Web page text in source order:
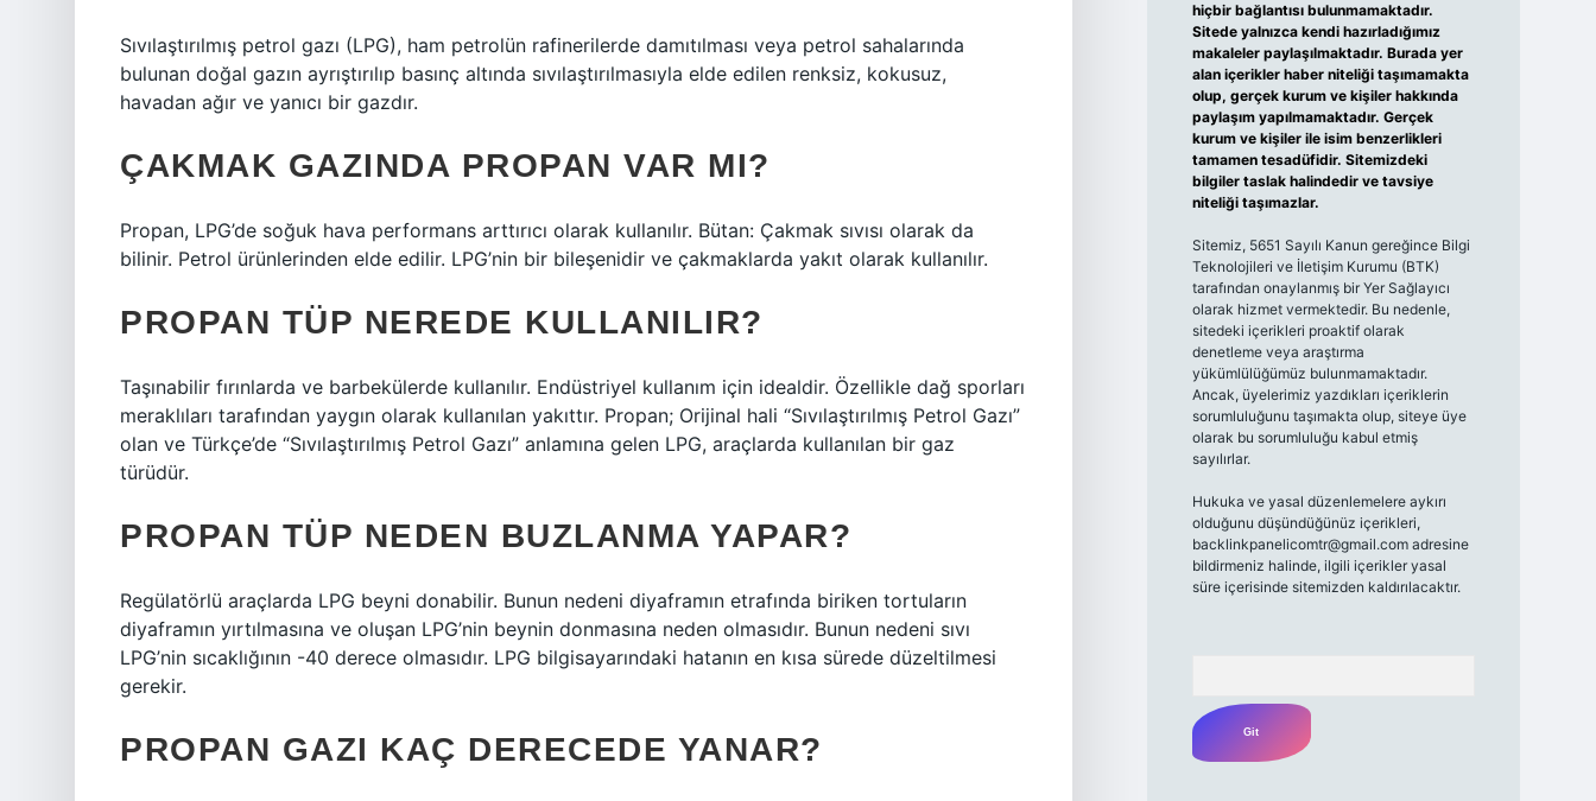
Sıvılaştırılmış petrol gazı (LPG), ham petrolün rafinerilerde damıtılması veya petrol sahalarında
bulunan doğal gazın ayrıştırılıp basınç altında sıvılaştırılmasıyla elde edilen renksiz, kokusuz,
havadan ağır ve yanıcı bir gazdır.
ÇAKMAK GAZINDA PROPAN VAR MI?
Propan, LPG’de soğuk hava performans arttırıcı olarak kullanılır. Bütan: Çakmak sıvısı olarak da
bilinir. Petrol ürünlerinden elde edilir. LPG’nin bir bileşenidir ve çakmaklarda yakıt olarak kullanılır.
PROPAN TÜP NEREDE KULLANILIR?
Taşınabilir fırınlarda ve barbekülerde kullanılır. Endüstriyel kullanım için idealdir. Özellikle dağ sporları
meraklıları tarafından yaygın olarak kullanılan yakıttır. Propan; Orijinal hali “Sıvılaştırılmış Petrol Gazı”
olan ve Türkçe’de “Sıvılaştırılmış Petrol Gazı” anlamına gelen LPG, araçlarda kullanılan bir gaz
türüdür.
PROPAN TÜP NEDEN BUZLANMA YAPAR?
Regülatörlü araçlarda LPG beyni donabilir. Bunun nedeni diyaframın etrafında biriken tortuların
diyaframın yırtılmasına ve oluşan LPG’nin beynin donmasına neden olmasıdır. Bunun nedeni sıvı
LPG’nin sıcaklığının -40 derece olmasıdır. LPG bilgisayarındaki hatanın en kısa sürede düzeltilmesi
gerekir.
PROPAN GAZI KAÇ DERECEDE YANAR?
hiçbir bağlantısı bulunmamaktadır.
Sitede yalnızca kendi hazırladığımız
makaleler paylaşılmaktadır. Burada yer
alan içerikler haber niteliği taşımamakta
olup, gerçek kurum ve kişiler hakkında
paylaşım yapılmamaktadır. Gerçek
kurum ve kişiler ile isim benzerlikleri
tamamen tesadüfidir. Sitemizdeki
bilgiler taslak halindedir ve tavsiye
niteliği taşımazlar.
Sitemiz, 5651 Sayılı Kanun gereğince Bilgi
Teknolojileri ve İletişim Kurumu (BTK)
tarafından onaylanmış bir Yer Sağlayıcı
olarak hizmet vermektedir. Bu nedenle,
sitedeki içerikleri proaktif olarak
denetleme veya araştırma
yükümlülüğümüz bulunmamaktadır.
Ancak, üyelerimiz yazdıkları içeriklerin
sorumluluğunu taşımakta olup, siteye üye
olarak bu sorumluluğu kabul etmiş
sayılırlar.
Hukuka ve yasal düzenlemelere aykırı
olduğunu düşündüğünüz içerikleri,
backlinkpanelicomtr@gmail.comadresine
bildirmeniz halinde, ilgili içerikler yasal
süre içerisinde sitemizden kaldırılacaktır.